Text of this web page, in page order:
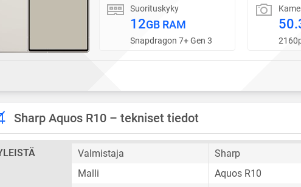
Suorituskyky
12GB RAM
Snapdragon 7+ Gen 3
Sharp Aquos R10 – tekniset tiedot
Valmistaja
Sharp
Malli
Aquos R10